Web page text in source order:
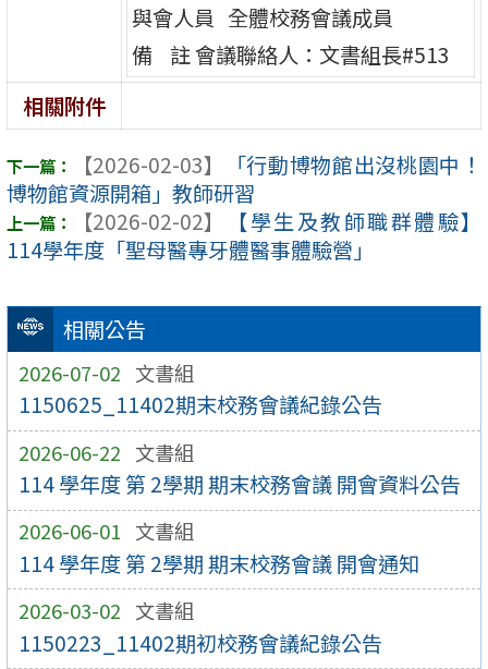
相關公告
2026-07-02 文書組
1150625_11402期末校務會議紀錄公告
2026-06-22 文書組
114 學年度 第 2學期 期末校務會議 開會資料公告
2026-06-01 文書組
114 學年度 第 2學期 期末校務會議 開會通知
2026-03-02 文書組
1150223_11402期初校務會議紀錄公告
與會人員 全體校務會議成員
備 註 會議聯絡人：文書組長#513
相關附件
【2026-02-03】
「行動博物館出沒桃園中！
博物館資源開箱」教師研習
【2026-02-02】
【學生及教師職群體驗】
114學年度「聖母醫專牙體醫事體驗營」